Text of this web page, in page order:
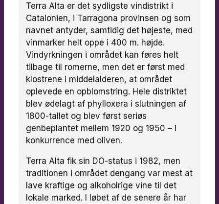
Terra Alta er det sydligste vindistrikt i
Catalonien, i Tarragona provinsen og som
navnet antyder, samtidig det højeste, med
vinmarker helt oppe i 400 m. højde.
Vindyrkningen i området kan føres helt
tilbage til romerne, men det er først med
klostrene i middelalderen, at området
oplevede en opblomstring. Hele distriktet
blev ødelagt af phylloxera i slutningen af
1800-tallet og blev først seriøs
genbeplantet mellem 1920 og 1950 – i
konkurrence med oliven.
Terra Alta fik sin DO-status i 1982, men
traditionen i området dengang var mest at
lave kraftige og alkoholrige vine til det
lokale marked. I løbet af de senere år har